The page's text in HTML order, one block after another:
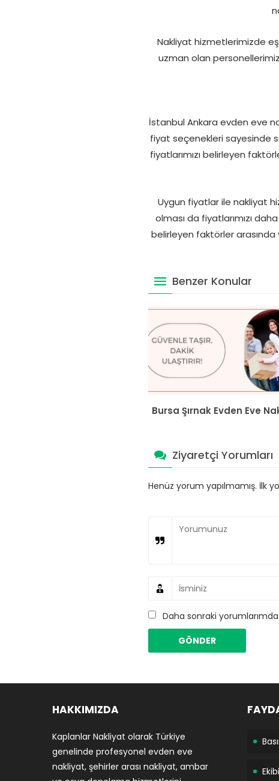
Nakliyat hizmetlerimizde
uzman olan
İstanbul Ankara evden eve
fiyat seçenekleri sayesinde
fiyatlarımızı belirleyen
Uygun fiyatlar ile nakliyat
olması da fiyatlarımızı
belirleyen faktörler arasında
Benzer Konular
Bursa Şırnak Evden Eve
Ziyaretçi Yorumları
Henüz yorum yapılmamış. İlk
Daha sonraki
HAKKIMIZDA
Kaplanlar Nakliyat olarak Türkiye
genelinde profesyonel evden eve
nakliyat, şehirler arası nakliyat, ambar